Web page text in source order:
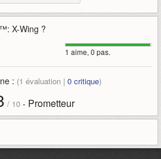
X-Wing ?
1 aime, 0 pas.
: (1 évaluation | 0critique)
/ 10- Prometteur